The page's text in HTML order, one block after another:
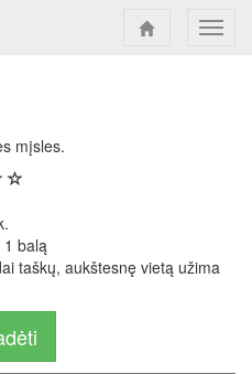
mįsles.
1 balą
taškų, aukštesnę vietą užima